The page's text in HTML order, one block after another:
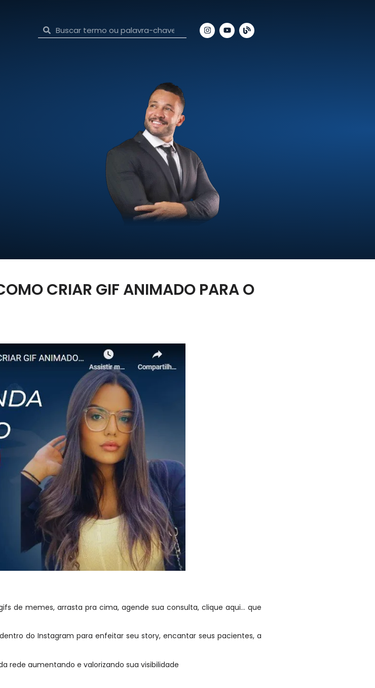
CRIAR GIF ANIMADO PARA O
de memes, arrasta pra cima, agende sua consulta, clique aqui… que
do Instagram para enfeitar seu story, encantar seus pacientes, a
rede aumentando e valorizando sua visibilidade